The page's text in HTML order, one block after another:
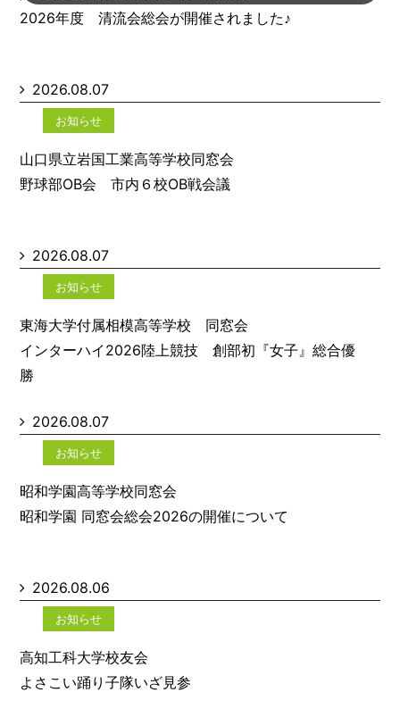
2026年度 清流会総会が開催されました♪
2026.08.07
お知らせ
山口県立岩国工業高等学校同窓会
野球部OB会 市内６校OB戦会議
2026.08.07
お知らせ
東海大学付属相模高等学校 同窓会
インターハイ2026陸上競技 創部初『女子』総合優
勝
2026.08.07
お知らせ
昭和学園高等学校同窓会
昭和学園 同窓会総会2026の開催について
2026.08.06
お知らせ
高知工科大学校友会
よさこい踊り子隊いざ見参